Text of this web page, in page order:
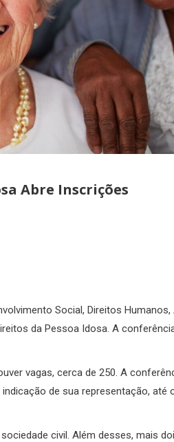
Abre Inscrições
Social, Direitos Humanos,
da Pessoa Idosa. A
vagas, cerca de 250. A
de sua representação, até
civil. Além desses, mais